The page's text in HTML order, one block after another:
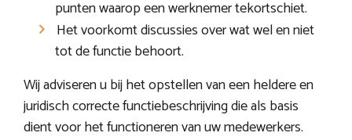
punten waarop een werknemer tekortschiet.
Het voorkomt discussies over wat wel en niet
tot de functie behoort.
Wij adviseren u bij het opstellen van een heldere en
juridisch correcte functiebeschrijving die als basis
dient voor het functioneren van uw medewerkers.